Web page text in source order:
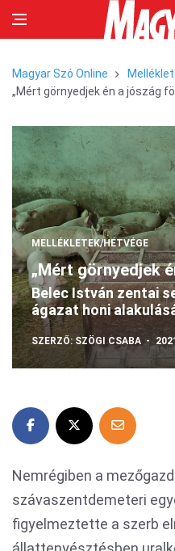
Magyar Szó Online
„Mért görnyedjek én a jószág
MELLÉKLETEK/HÉTVÉGE
„Mért görnyedjek
Belec István zentai
ágazat honi
SZERZŐ: SZÖGI CSABA
Nemrégiben a
szávaszentdemeteri
figyelmeztette a szerb